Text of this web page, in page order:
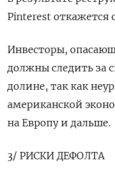
Pinterest откажется
Инвесторы,
должны следить за
долине, так как
американской
на Европу и дальше.
3/ РИСКИ ДЕФОЛТА